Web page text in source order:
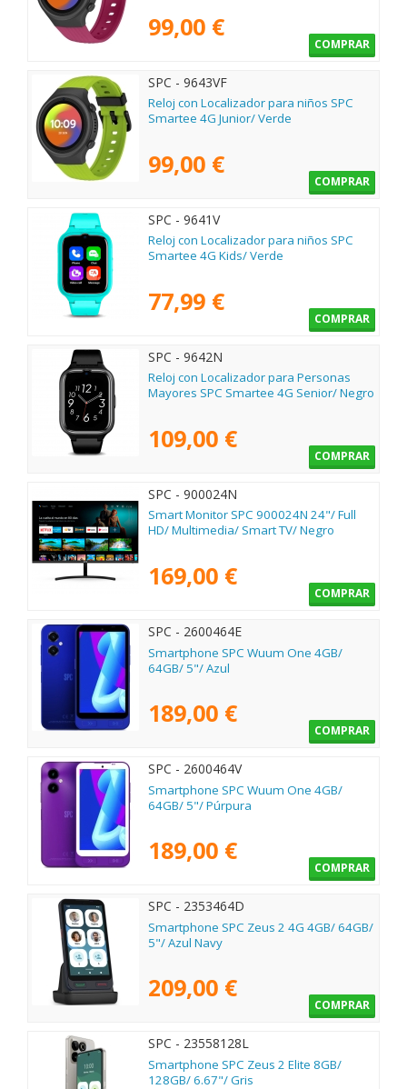
99,00 €
COMPRAR
SPC - 9643VF
Reloj con Localizador para niños SPC
Smartee 4G Junior/ Verde
99,00 €
COMPRAR
SPC - 9641V
Reloj con Localizador para niños SPC
Smartee 4G Kids/ Verde
77,99 €
COMPRAR
SPC - 9642N
Reloj con Localizador para Personas
Mayores SPC Smartee 4G Senior/ Negro
109,00 €
COMPRAR
SPC - 900024N
Smart Monitor SPC 900024N 24"/ Full
HD/ Multimedia/ Smart TV/ Negro
169,00 €
COMPRAR
SPC - 2600464E
Smartphone SPC Wuum One 4GB/
64GB/ 5"/ Azul
189,00 €
COMPRAR
SPC - 2600464V
Smartphone SPC Wuum One 4GB/
64GB/ 5"/ Púrpura
189,00 €
COMPRAR
SPC - 2353464D
Smartphone SPC Zeus 2 4G 4GB/ 64GB/
5"/ Azul Navy
209,00 €
COMPRAR
SPC - 23558128L
Smartphone SPC Zeus 2 Elite 8GB/
128GB/ 6.67"/ Gris